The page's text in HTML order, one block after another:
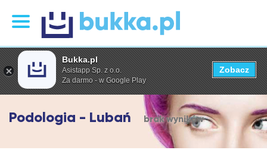
Podologia - Lubań brak wyników
Bukka.pl
Asistapp Sp. z o.o.
Za darmo - w Google Play
Zobacz